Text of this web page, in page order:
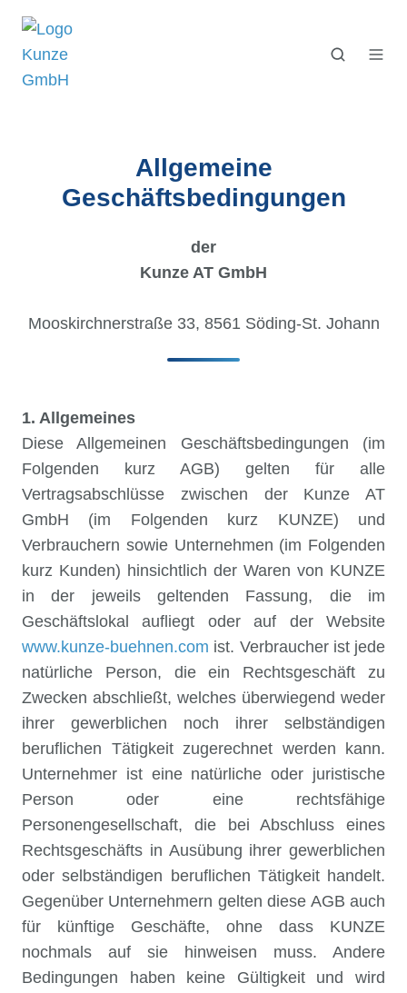
Allgemeine
Geschäftsbedingungen
der
Kunze AT GmbH
Mooskirchnerstraße 33, 8561 Söding-St. Johann
1. Allgemeines
Diese Allgemeinen Geschäftsbedingungen (im
Folgenden kurz AGB) gelten für alle
Vertragsabschlüsse zwischen der Kunze AT
GmbH (im Folgenden kurz KUNZE) und
Verbrauchern sowie Unternehmen (im Folgenden
kurz Kunden) hinsichtlich der Waren von KUNZE
in der jeweils geltenden Fassung, die im
Geschäftslokal aufliegt oder auf der Website
www.kunze-buehnen.com ist. Verbraucher ist jede
natürliche Person, die ein Rechtsgeschäft zu
Zwecken abschließt, welches überwiegend weder
ihrer gewerblichen noch ihrer selbständigen
beruflichen Tätigkeit zugerechnet werden kann.
Unternehmer ist eine natürliche oder juristische
Person oder eine rechtsfähige
Personengesellschaft, die bei Abschluss eines
Rechtsgeschäfts in Ausübung ihrer gewerblichen
oder selbständigen beruflichen Tätigkeit handelt.
Gegenüber Unternehmern gelten diese AGB auch
für künftige Geschäfte, ohne dass KUNZE
nochmals auf sie hinweisen muss. Andere
Bedingungen haben keine Gültigkeit und wird